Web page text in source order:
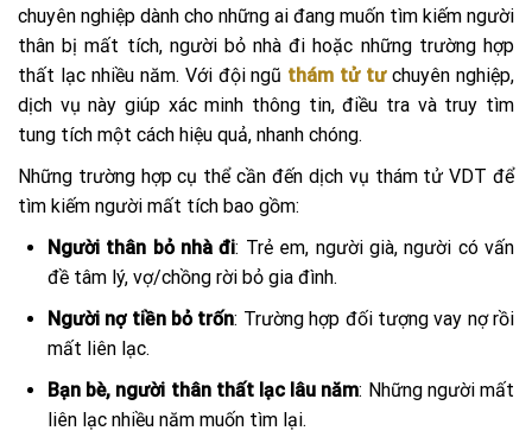
chuyên nghiệp dành cho những ai đang muốn tìm kiếm người
thân bị mất tích, người bỏ nhà đi hoặc những trường hợp
thất lạc nhiều năm. Với đội ngũ thám tử tư chuyên nghiệp,
dịch vụ này giúp xác minh thông tin, điều tra và truy tìm
tung tích một cách hiệu quả, nhanh chóng.
Những trường hợp cụ thể cần đến dịch vụ thám tử VDT để
tìm kiếm người mất tích bao gồm:
Người thân bỏ nhà đi: Trẻ em, người già, người có vấn
đề tâm lý, vợ/chồng rời bỏ gia đình.
Người nợ tiền bỏ trốn: Trường hợp đối tượng vay nợ rồi
mất liên lạc.
Bạn bè, người thân thất lạc lâu năm: Những người mất
liên lạc nhiều năm muốn tìm lại.